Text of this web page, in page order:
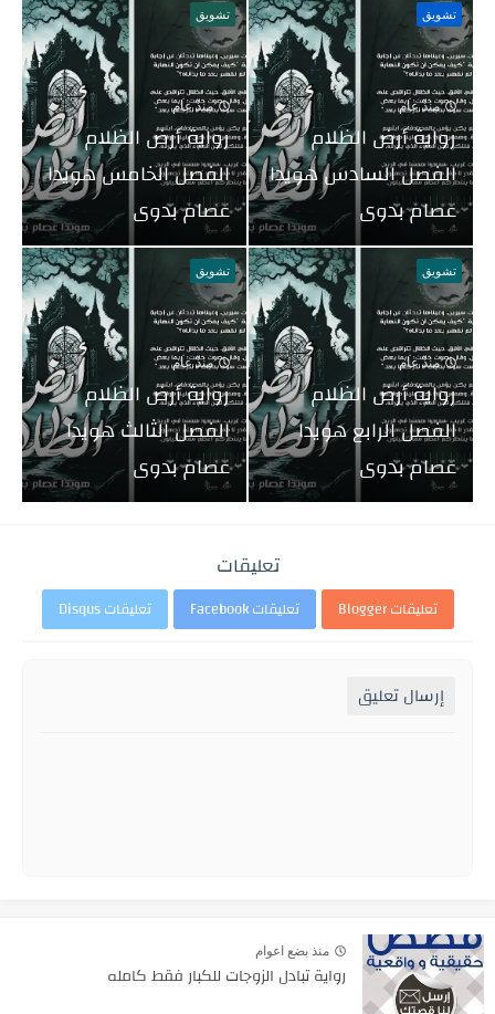
تشويق
منذ عام
رواية أرض الظلام
الفصل السادس هويدا
عصام بدوى
تشويق
منذ عام
رواية أرض الظلام
الفصل الخامس هويدا
عصام بدوى
تشويق
منذ عام
رواية أرض الظلام
الفصل الرابع هويدا
عصام بدوى
تشويق
منذ عام
رواية أرض الظلام
الفصل الثالث هويدا
عصام بدوى
تعليقات
تعليقات Blogger تعليقات Facebook تعليقات Disqus
إرسال تعليق
منذ بضع اعوام
رواية تبادل الزوجات للكبار فقط كامله